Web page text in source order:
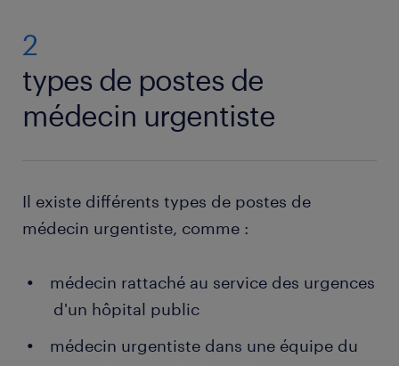
2
types de postes de
médecin urgentiste
Il existe différents types de postes de
médecin urgentiste, comme :
médecin rattaché au service des urgences
d'un hôpital public
médecin urgentiste dans une équipe du